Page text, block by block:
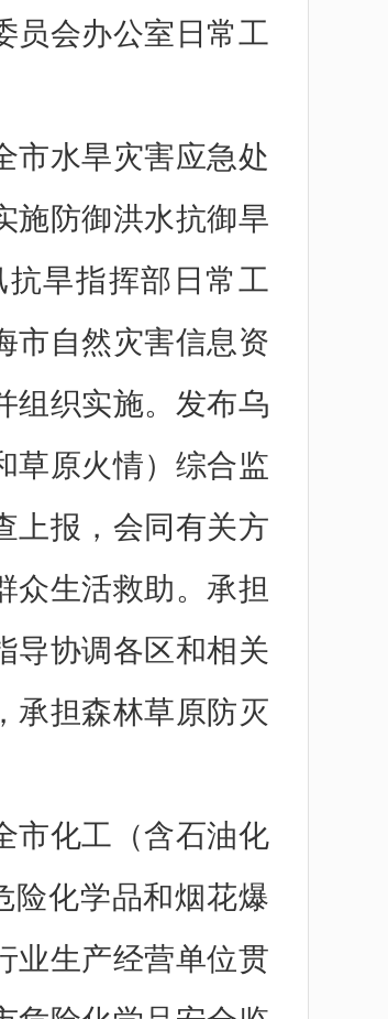
员会办公室日常工
市水旱灾害应急处
施防御洪水抗御旱
旱指挥部日常工
市自然灾害信息资
组织实施。发布乌
草原火情）综合监
上报，会同有关方
众生活救助。承担
导协调各区和相关
承担森林草原防灭
市化工（含石油化
险化学品和烟花爆
业生产经营单位贯